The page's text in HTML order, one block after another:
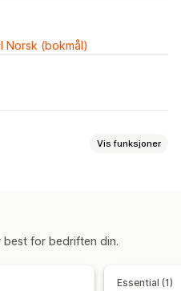
Norsk (bokmål)
Vis funksjoner
best for bedriften din.
Essential (1)